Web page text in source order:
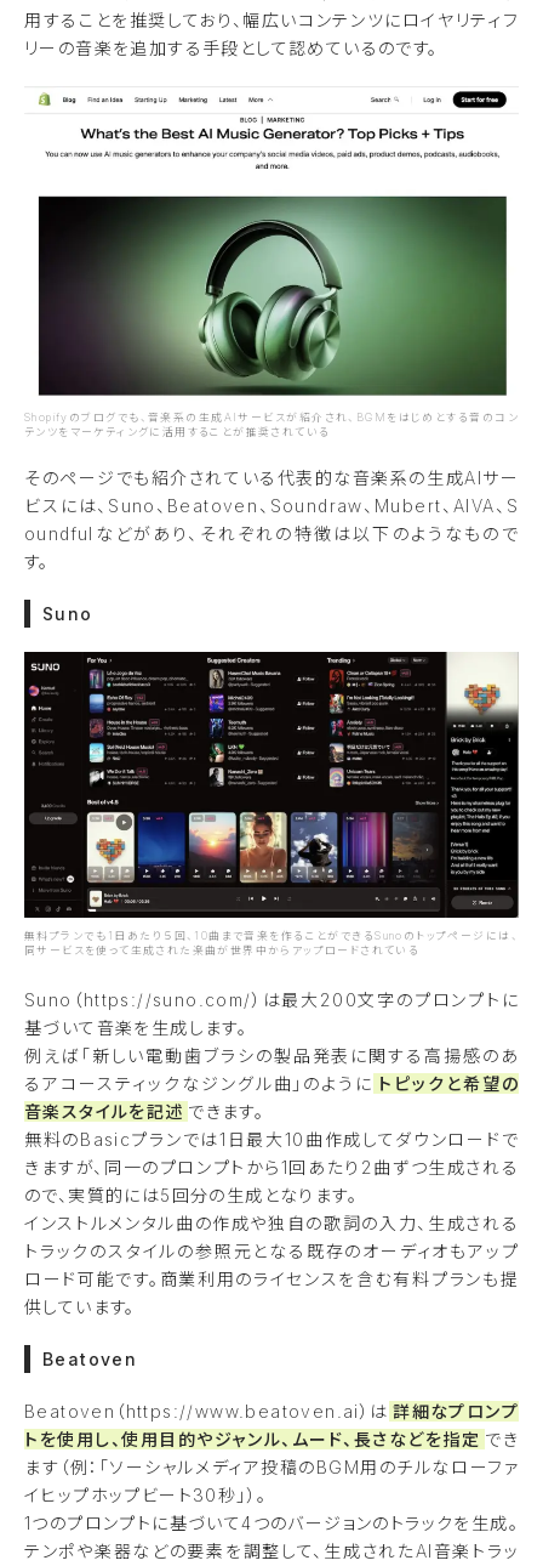
用することを推奨しており、幅広いコンテンツにロイヤリティフ
リーの音楽を追加する手段として認めているのです。
Shopifyのブログでも、音楽系の生成AIサービスが紹介され、BGMをはじめとする音のコン
テンツをマーケティングに活用することが推奨されている
そのページでも紹介されている代表的な音楽系の生成AIサー
ビスには、Suno、Beatoven、Soundraw、Mubert、AIVA、S
oundfulなどがあり、それぞれの特徴は以下のようなもので
す。
Suno
無料プランでも1日あたり５回、10曲まで音楽を作ることができるSunoのトップページには、
同サービスを使って生成された楽曲が世界中からアップロードされている
Suno（https://suno.com/）は最大200文字のプロンプトに
基づいて音楽を生成します。
例えば「新しい電動歯ブラシの製品発表に関する高揚感のあ
るアコースティックなジングル曲」のように トピックと希望の
音楽スタイルを記述 できます。
無料のBasicプランでは1日最大10曲作成してダウンロードで
きますが、同一のプロンプトから1回あたり2曲ずつ生成される
ので、実質的には5回分の生成となります。
インストルメンタル曲の作成や独自の歌詞の入力、生成される
トラックのスタイルの参照元となる既存のオーディオもアップ
ロード可能です。商業利用のライセンスを含む有料プランも提
供しています。
Beatoven
Beatoven（https://www.beatoven.ai）は 詳細なプロンプ
トを使用し、使用目的やジャンル、ムード、長さなどを指定 でき
ます（例：「ソーシャルメディア投稿のBGM用のチルなローファ
イヒップホップビート30秒」）。
1つのプロンプトに基づいて4つのバージョンのトラックを生成。
テンポや楽器などの要素を調整して、生成されたAI音楽トラッ